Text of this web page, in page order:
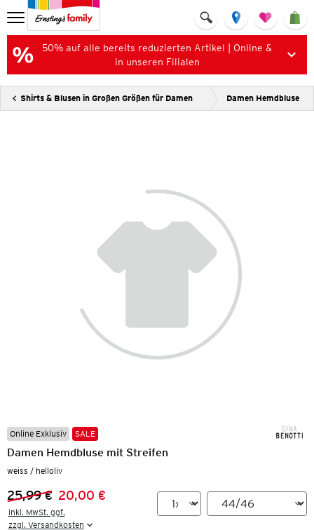
50% auf alle bereits reduzierten Artikel | Online &
in unseren Filialen
Shirts & Blusen in Großen Größen für Damen Damen Hemdbluse
Online Exklusiv SALE
Damen Hemdbluse mit Streifen
weiss / helloliv
Vorheriger Preis:
25,99 €
Neuer Preis:20,00 €
inkl. MwSt. ggf.
zzgl. Versandkosten